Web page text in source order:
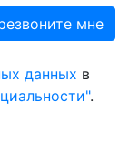
данных в
.